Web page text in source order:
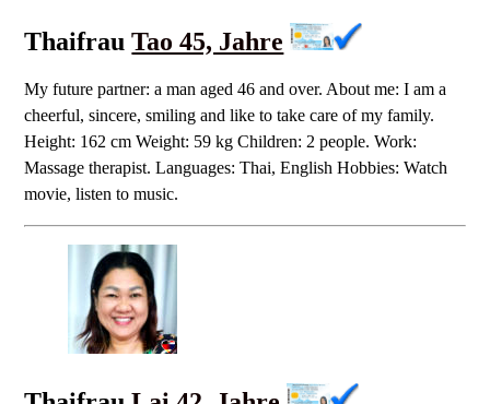
ThaifrauTao 45, Jahre
My future partner: a man aged 46 and over. About me: I am a
cheerful, sincere, smiling and like to take care of my family.
Height: 162 cm Weight: 59 kg Children: 2 people. Work:
Massage therapist. Languages: Thai, English Hobbies: Watch
movie, listen to music.